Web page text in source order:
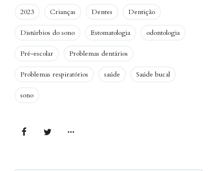
2023 Crianças Dentes Dentição
Distúrbios do sono Estomatologia odontologia
Pré-escolar Problemas dentários
Problemas respiratórios saúde Saúde bucal
sono